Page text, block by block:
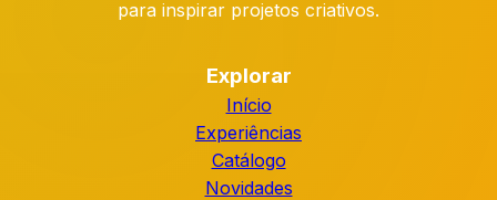
para inspirar projetos criativos.
Explorar
Início
Experiências
Catálogo
Novidades